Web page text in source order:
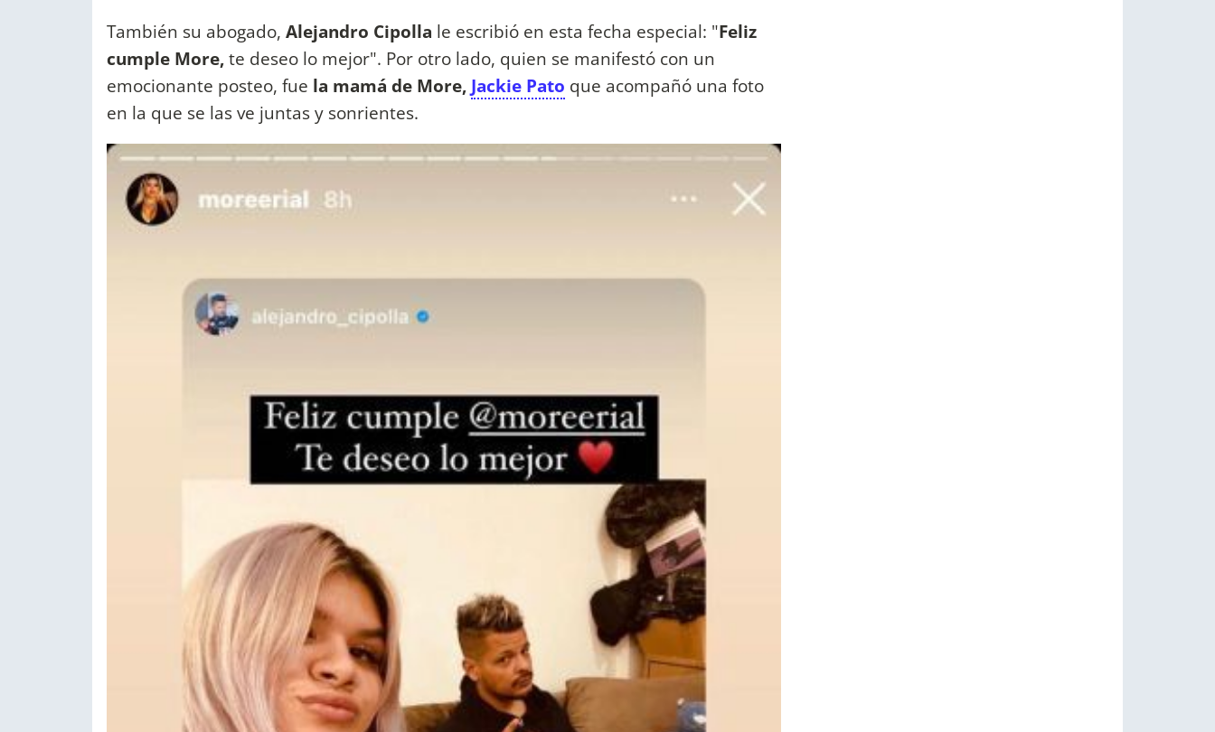
También su abogado, Alejandro Cipolla le escribió en esta fecha especial: "Feliz
cumple More,te deseo lo mejor". Por otro lado, quien se manifestó con un
emocionante posteo, fue la mamá de More, Jackie Pato que acompañó una foto
en la que se las ve juntas y sonrientes.